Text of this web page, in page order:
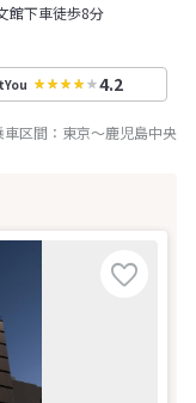
館下車徒歩8分
4.2
区間： 東京～鹿児島中央